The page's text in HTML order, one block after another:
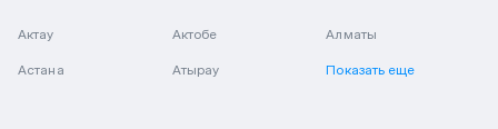
Актау Актобе Алматы
Астана Атырау Показать еще